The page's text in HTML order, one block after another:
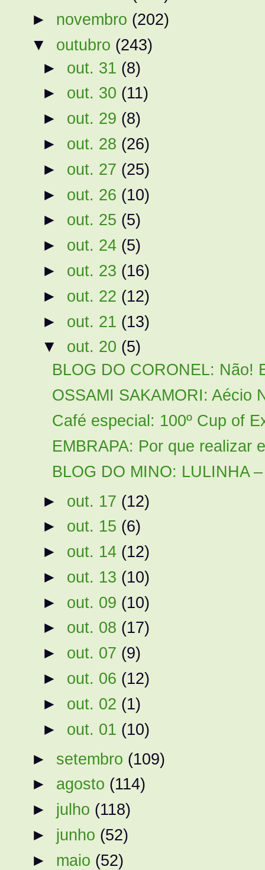
► novembro (202)
▼ outubro (243)
► out. 31 (8)
► out. 30 (11)
► out. 29 (8)
► out. 28 (26)
► out. 27 (25)
► out. 26 (10)
► out. 25 (5)
► out. 24 (5)
► out. 23 (16)
► out. 22 (12)
► out. 21 (13)
▼ out. 20 (5)
BLOG DO CORONEL: Não!
OSSAMI SAKAMORI: Aécio
Café especial: 100º Cup of
EMBRAPA: Por que realizar
BLOG DO MINO: LULINHA
► out. 17 (12)
► out. 15 (6)
► out. 14 (12)
► out. 13 (10)
► out. 09 (10)
► out. 08 (17)
► out. 07 (9)
► out. 06 (12)
► out. 02 (1)
► out. 01 (10)
► setembro (109)
► agosto (114)
► julho (118)
► junho (52)
► maio (52)